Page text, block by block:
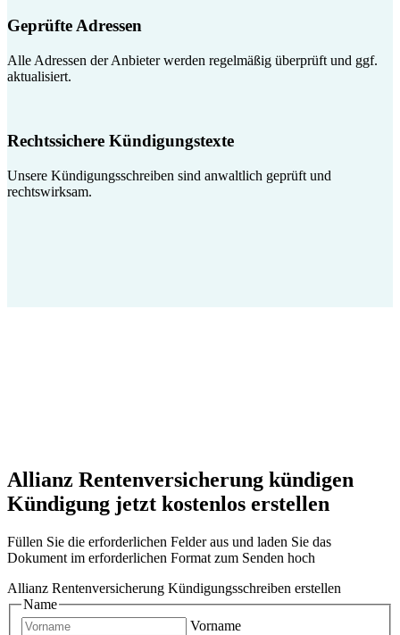
Geprüfte Adressen
Alle Adressen der Anbieter werden regelmäßig überprüft und ggf.
aktualisiert.
Rechtssichere Kündigungstexte
Unsere Kündigungsschreiben sind anwaltlich geprüft und
rechtswirksam.
Allianz Rentenversicherung kündigen
Kündigung jetzt kostenlos erstellen
Füllen Sie die erforderlichen Felder aus und laden Sie das
Dokument im erforderlichen Format zum Senden hoch
Allianz Rentenversicherung Kündigungsschreiben erstellen
Name
Vorname